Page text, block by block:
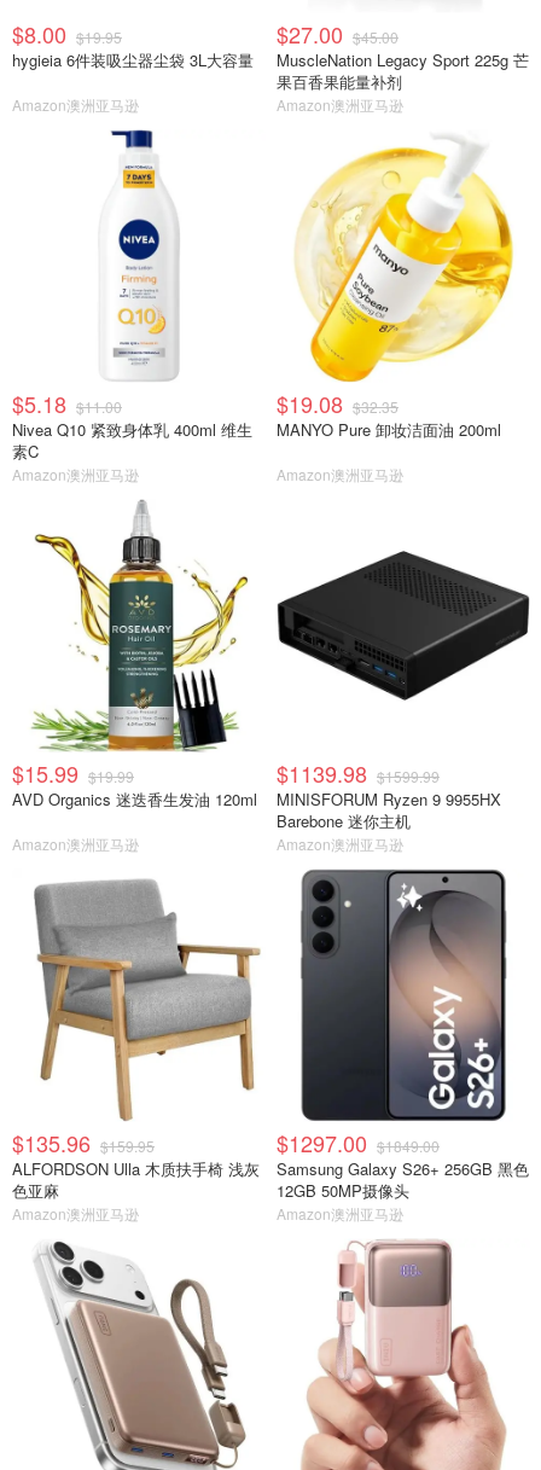
$8.00 $19.95
hygieia 6件装吸尘器尘袋 3L大容量
Amazon澳洲亚马逊
$27.00 $45.00
MuscleNation Legacy Sport 225g 芒
果百香果能量补剂
Amazon澳洲亚马逊
$5.18 $11.00
Nivea Q10 紧致身体乳 400ml 维生
素C
Amazon澳洲亚马逊
$19.08 $32.35
MANYO Pure 卸妆洁面油 200ml
Amazon澳洲亚马逊
$15.99 $19.99
AVD Organics 迷迭香生发油 120ml
Amazon澳洲亚马逊
$1139.98 $1599.99
MINISFORUM Ryzen 9 9955HX
Barebone 迷你主机
Amazon澳洲亚马逊
$135.96 $159.95
ALFORDSON Ulla 木质扶手椅 浅灰
色亚麻
Amazon澳洲亚马逊
$1297.00 $1849.00
Samsung Galaxy S26+ 256GB 黑色
12GB 50MP摄像头
Amazon澳洲亚马逊